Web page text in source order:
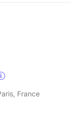
native Africa.
Phil on guitar,
and Nicolas on
of calm and
and
the
the duration of a
France